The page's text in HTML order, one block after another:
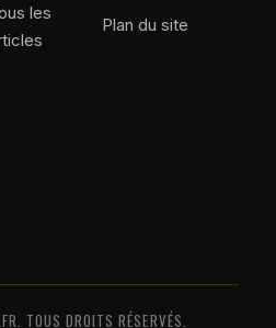
les
Plan du site
TOUS DROITS RÉSERVÉS.